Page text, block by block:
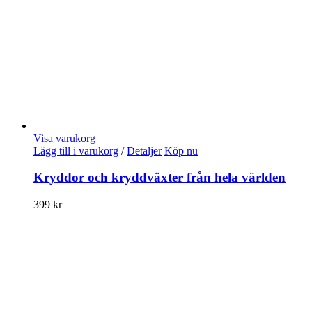
Visa varukorg
Lägg till i varukorg / Detaljer Köp nu
Kryddor och kryddväxter från hela världen
399 kr